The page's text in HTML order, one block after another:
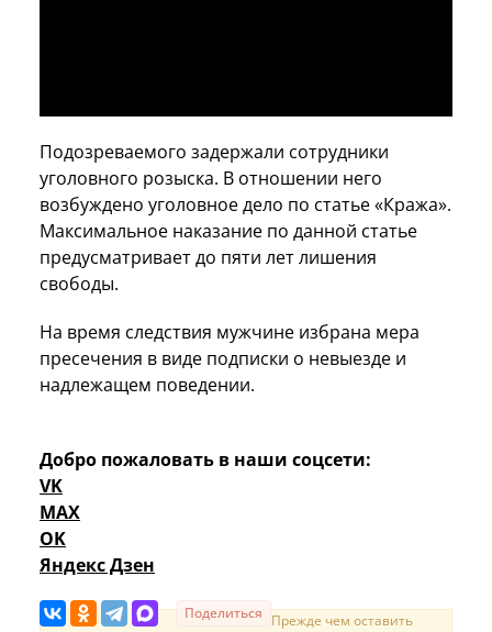
Подозреваемого задержали сотрудники
уголовного розыска. В отношении него
возбуждено уголовное дело по статье «Кража».
Максимальное наказание по данной статье
предусматривает до пяти лет лишения
свободы.
На время следствия мужчине избрана мера
пресечения в виде подписки о невыезде и
надлежащем поведении.
Добро пожаловать в наши соцсети:
VK
MAX
OK
Яндекс Дзен
Поделиться Прежде чем оставить